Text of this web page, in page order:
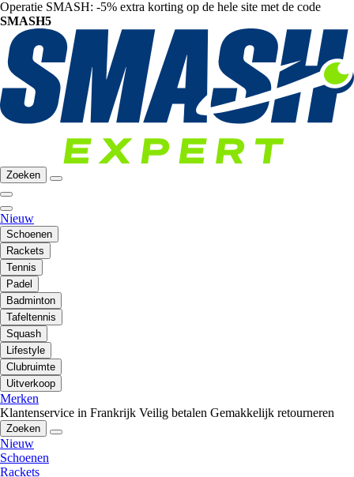
Operatie SMASH: -5% extra korting op de hele site met de code
SMASH5
Zoeken
Nieuw
Schoenen
Rackets
Tennis
Padel
Badminton
Tafeltennis
Squash
Lifestyle
Clubruimte
Uitverkoop
Merken
Klantenservice in Frankrijk Veilig betalen Gemakkelijk retourneren
Zoeken
Nieuw
Schoenen
Rackets